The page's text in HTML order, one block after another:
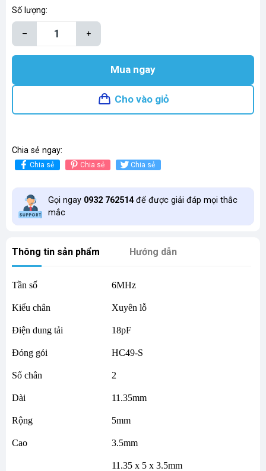
Số lượng:
– +
Mua ngay
Cho vào giỏ
Chia sẻ ngay:
Chia sẻ Chia sẻ Chia sẻ
Gọi ngay 0932 762514để được giải đáp mọi thắc
mắc
Thông tin sản phẩm Hướng dẫn
Tần số 6MHz
Kiểu chân Xuyên lỗ
Điện dung tải 18pF
Đóng gói HC49-S
Số chân 2
Dài 11.35mm
Rộng 5mm
Cao 3.5mm
11.35 x 5 x 3.5mm